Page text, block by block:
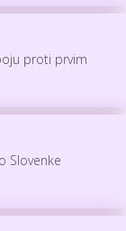
proti prvim
Slovenke